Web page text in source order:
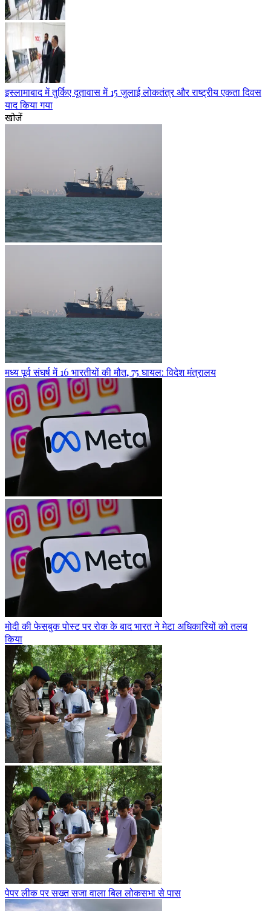
इस्लामाबाद में तुर्किए दूतावास में 15 जुलाई लोकतंत्र और राष्ट्रीय एकता दिवस
याद किया गया
खोजें
मध्य पूर्व संघर्ष में 16 भारतीयों की मौत, 75 घायल: विदेश मंत्रालय
मोदी की फेसबुक पोस्ट पर रोक के बाद भारत ने मेटा अधिकारियों को तलब
किया
पेपर लीक पर सख्त सजा वाला बिल लोकसभा से पास